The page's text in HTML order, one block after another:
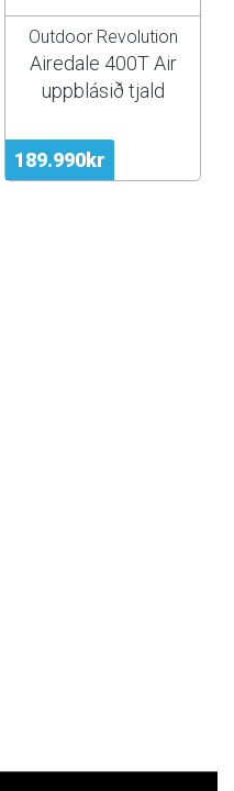
189.990kr
Outdoor Revolution
Airedale 400T Air
uppblásið tjald